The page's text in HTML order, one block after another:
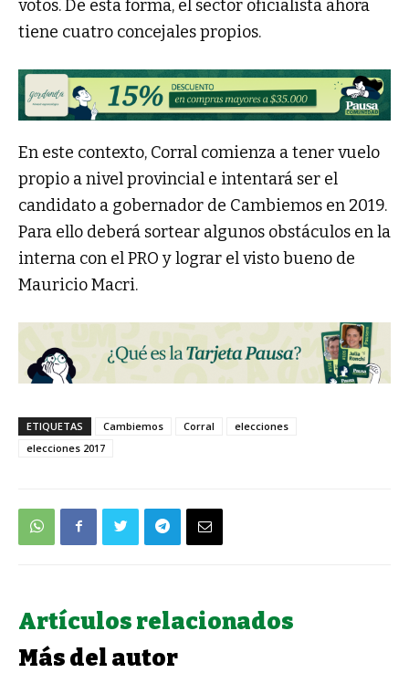
votos. De esta forma, el sector oficialista ahora
tiene cuatro concejales propios.
En este contexto, Corral comienza a tener vuelo
propio a nivel provincial e intentará ser el
candidato a gobernador de Cambiemos en 2019.
Para ello deberá sortear algunos obstáculos en la
interna con el PRO y lograr el visto bueno de
Mauricio Macri.
ETIQUETAS Cambiemos Corral
elecciones
elecciones 2017
Artículos relacionados
Más del autor